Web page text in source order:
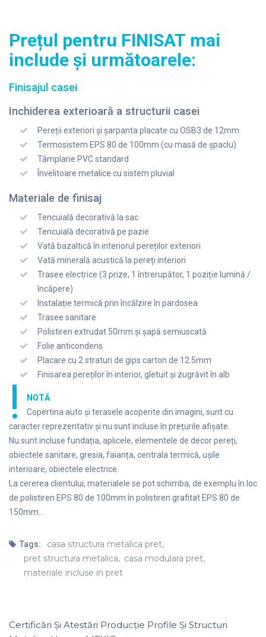
Prețul pentru FINISAT mai
include și următoarele:
Finisajul casei
Inchiderea exterioară a structurii casei
Pereții exteriori și șarpanta placate cu OSB3 de 12mm
Termosistem EPS 80 de 100mm (cu masă de șpaclu)
Tâmplarie PVC standard
Învelitoare metalice cu sistem pluvial
Materiale de finisaj
Tencuială decorativă la sac
Tencuială decorativă pe pazie
Vată bazaltică în interiorul pereților exteriori
Vată minerală acustică la pereți interiori
Trasee electrice (3 prize, 1 întrerupător, 1 poziție lumină /
încăpere)
Instalație termică prin încălzire în pardosea
Trasee sanitare
Polistiren extrudat 50mm și șapă semiuscată
Folie anticondens
Placare cu 2 straturi de gips carton de 12.5mm
Finisarea pereților în interior, gletuit și zugrăvit în alb
!
NOTĂ
Copertina auto și terasele acoperite din imagini, sunt cu
caracter reprezentativ și nu sunt incluse în prețurile afișate.
Nu sunt incluse fundația, aplicele, elementele de decor pereți,
obiectele sanitare, gresia, faianța, centrala termică, ușile
interioare, obiectele electrice.
La cererea clientului, materialele se pot schimba, de exemplu în loc
de polistiren EPS 80 de 100mm în polistiren grafitat EPS 80 de
150mm…
Tags:
casa structura metalica pret,
pret structura metalica, casa modulara pret,
materiale incluse in pret
Certificări Şi Atestări Producţie Profile Şi Structuri